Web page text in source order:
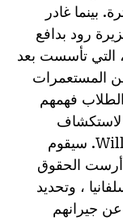
بينما غادر
رود بدافع
التي تأسست بعد
المستعمرات
فهمهم
لاستكشاف
المواقف الفريدة لـ Williams and Penn. سيقوم
أرست الحقوق
، وتحديد
عن جيرانهم